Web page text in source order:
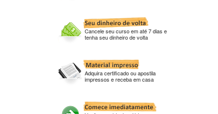
Cancele seu curso em até 7 dias e
tenha seu dinheiro de volta
Adquira certificado ou apostila
impressos e receba em casa